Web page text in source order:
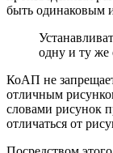
быть одинаковым
одну и ту же
КоАП не
отличным
словами рисунок
отличаться от